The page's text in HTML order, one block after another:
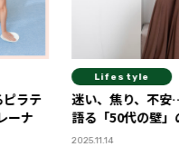
ピラテ
ーナ
Lifestyle
迷い、焦り、不
語る「50代の壁」
2025.11.14